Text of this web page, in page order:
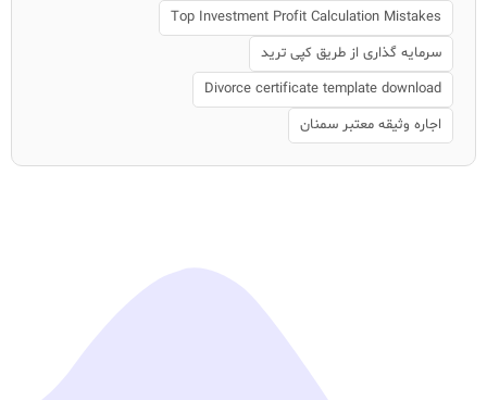
Top Investment Profit Calculation Mistakes
سرمایه گذاری از طریق کپی ترید
Divorce certificate template download
اجاره وثیقه معتبر سمنان